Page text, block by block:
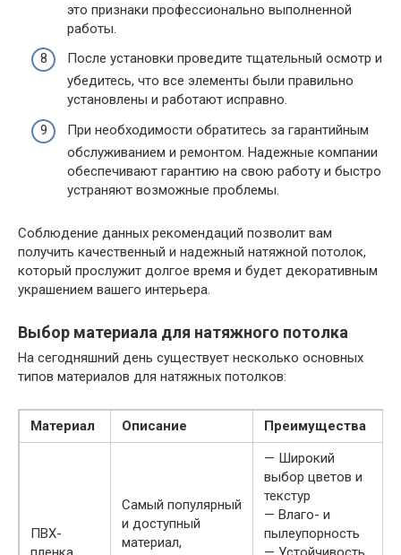
это признаки профессионально выполненной
работы.
После установки проведите тщательный осмотр и
убедитесь, что все элементы были правильно
установлены и работают исправно.
При необходимости обратитесь за гарантийным
обслуживанием и ремонтом. Надежные компании
обеспечивают гарантию на свою работу и быстро
устраняют возможные проблемы.
Соблюдение данных рекомендаций позволит вам
получить качественный и надежный натяжной потолок,
который прослужит долгое время и будет декоративным
украшением вашего интерьера.
Выбор материала для натяжного потолка
На сегодняшний день существует несколько основных
типов материалов для натяжных потолков:
Материал Описание Преимущества
ПВХ-
Самый популярный
и доступный
материал,
— Широкий
выбор цветов и
текстур
— Влаго- и
пылеупорность